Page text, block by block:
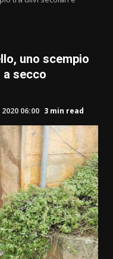
uno scempio
secco
06:00 3 min read